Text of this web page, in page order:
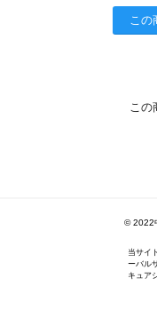
この
この
© 2022
当サイ
ーバル
キュア